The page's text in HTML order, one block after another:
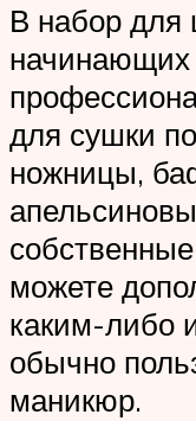
В набор для
начинающих
для сушки
ножницы,
можете
каким-либо
обычно
маникюр.